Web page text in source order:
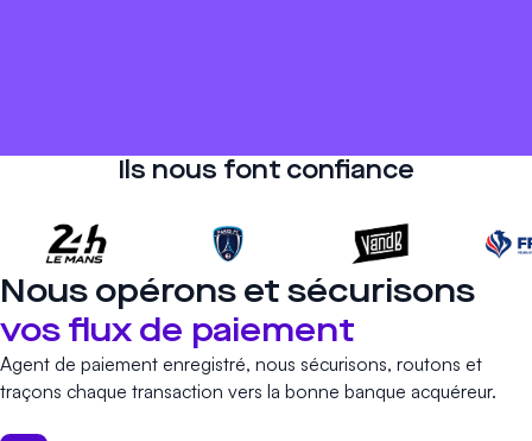
Ils nous font confiance
Nous opérons et sécurisons
vos flux de paiement
Agent de paiement enregistré, nous sécurisons, routons et
traçons chaque transaction vers la bonne banque acquéreur.